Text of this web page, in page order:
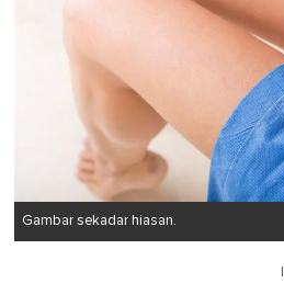
Gambar sekadar hiasan.